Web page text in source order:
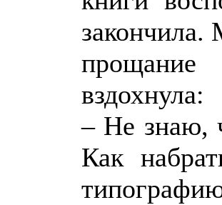
вздохнула:
– Не знаю,
Как